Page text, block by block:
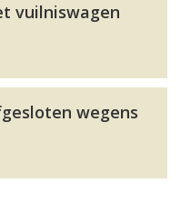
vuilniswagen
wegens